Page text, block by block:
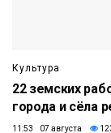
Культура
22 земских
города и сёла
11:53 07 августа